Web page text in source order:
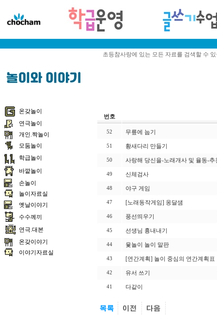
초등참사랑에 있는 모든 자료를 검색할 수
온갖놀이
연극놀이
개인.짝놀이
모둠놀이
학급놀이
바깥놀이
손놀이
놀이자료실
옛날이야기
수수께끼
연극.대본
온갖이야기
이야기자료실
번호
52 무릎에 눕기
51 황새다리 만들기
50 사랑해 당신을-노래개사 및 율동-추
49 신체검사
48 야구 게임
47 [노래동작게임] 옹달샘
46 풍선띄우기
45 선생님 흉내내기
44 윷놀이 놀이 말판
43 [연간계획] 놀이 중심의 연간계획표
42 유서 쓰기
41 다같이